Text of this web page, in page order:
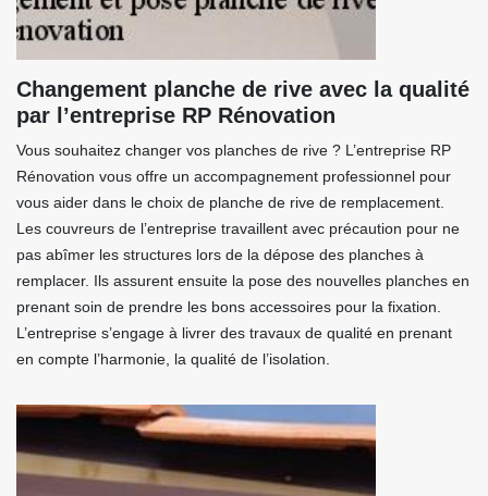
Changement planche de rive avec la qualité
par l’entreprise RP Rénovation
Vous souhaitez changer vos planches de rive ? L’entreprise RP
Rénovation vous offre un accompagnement professionnel pour
vous aider dans le choix de planche de rive de remplacement.
Les couvreurs de l’entreprise travaillent avec précaution pour ne
pas abîmer les structures lors de la dépose des planches à
remplacer. Ils assurent ensuite la pose des nouvelles planches en
prenant soin de prendre les bons accessoires pour la fixation.
L’entreprise s’engage à livrer des travaux de qualité en prenant
en compte l’harmonie, la qualité de l’isolation.